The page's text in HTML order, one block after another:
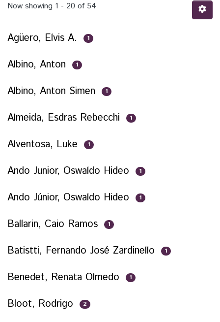
Now showing 1 - 20 of 54
Agüero, Elvis A. 1
Albino, Anton 1
Albino, Anton Simen 1
Almeida, Esdras Rebecchi 1
Alventosa, Luke 1
Ando Junior, Oswaldo Hideo 1
Ando Júnior, Oswaldo Hideo 1
Ballarin, Caio Ramos 1
Batistti, Fernando José Zardinello 1
Benedet, Renata Olmedo 1
Bloot, Rodrigo 2